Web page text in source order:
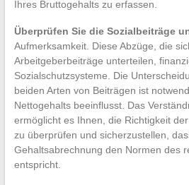
Ihres Bruttogehalts zu erfassen.
Überprüfen Sie die Sozialbeiträge
Aufmerksamkeit. Diese Abzüge, die
Arbeitgeberbeiträge unterteilen,
Sozialschutzsysteme. Die
beiden Arten von Beiträgen ist
Nettogehalts beeinflusst. Das
ermöglicht es Ihnen, die Richtigkeit
zu überprüfen und sicherzustellen,
Gehaltsabrechnung den Normen des
entspricht.